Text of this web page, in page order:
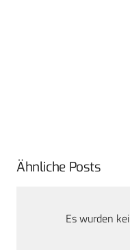
Ähnliche Posts
Es wurden